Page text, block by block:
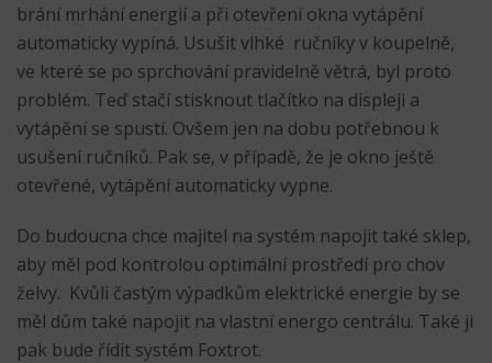
brání mrhání energií a při otevření okna vytápění
automaticky vypíná. Usušit vlhké ručníky v koupelně,
ve které se po sprchování pravidelně větrá, byl proto
problém. Teď stačí stisknout tlačítko na displeji a
vytápění se spustí. Ovšem jen na dobu potřebnou k
usušení ručníků. Pak se, v případě, že je okno ještě
otevřené, vytápění automaticky vypne.
Do budoucna chce majitel na systém napojit také sklep,
aby měl pod kontrolou optimální prostředí pro chov
želvy. Kvůli častým výpadkům elektrické energie by se
měl dům také napojit na vlastní energo centrálu. Také ji
pak bude řídit systém Foxtrot.